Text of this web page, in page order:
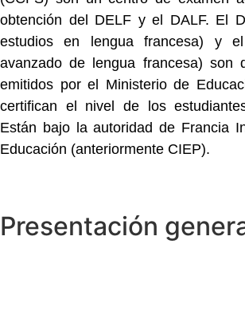
obtención del DELF y el DALF. El
estudios en lengua francesa) y
avanzado de lengua francesa) son
emitidos por el Ministerio de
certifican el nivel de los
Están bajo la autoridad de Francia
Educación (anteriormente CIEP).
Presentación